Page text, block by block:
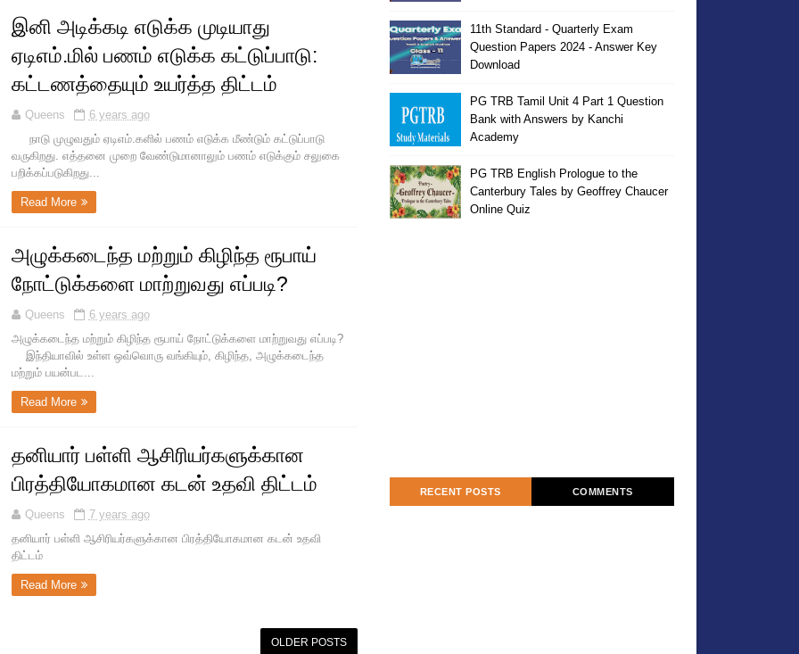
இனி அடிக்கடி எடுக்க முடியாது
ஏடிஎம்.மில் பணம் எடுக்க கட்டுப்பாடு:
கட்டணத்தையும் உயர்த்த திட்டம்
Queens
6 years ago
நாடு முழுவதும் ஏடிஎம்.களில் பணம் எடுக்க மீண்டும் கட்டுப்பாடு
வருகிறது. எத்தனை முறை வேண்டுமானாலும் பணம் எடுக்கும் சலுகை
பறிக்கப்படுகிறது...
Read More
அழுக்கடைந்த மற்றும் கிழிந்த ரூபாய்
நோட்டுக்களை மாற்றுவது எப்படி?
Queens
6 years ago
அழுக்கடைந்த மற்றும் கிழிந்த ரூபாய் நோட்டுக்களை மாற்றுவது எப்படி?
இந்தியாவில் உள்ள ஒவ்வொரு வங்கியும், கிழிந்த, அழுக்கடைந்த
மற்றும் பயன்பட...
Read More
தனியார் பள்ளி ஆசிரியர்களுக்கான
பிரத்தியோகமான கடன் உதவி திட்டம்
Queens
7 years ago
தனியார் பள்ளி ஆசிரியர்களுக்கான பிரத்தியோகமான கடன் உதவி
திட்டம்
Read More
OLDER POSTS
11th Standard - Quarterly Exam
Question Papers 2024 - Answer Key
Download
PG TRB Tamil Unit 4 Part 1 Question
Bank with Answers by Kanchi
Academy
PG TRB English Prologue to the
Canterbury Tales by Geoffrey Chaucer
Online Quiz
RECENT POSTS COMMENTS